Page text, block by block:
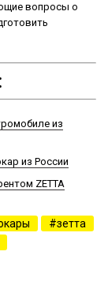
вопросы о
из
из России
ZETTA
зетта